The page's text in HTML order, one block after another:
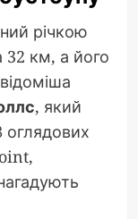
річкою
32 км, а його
, який
оглядових